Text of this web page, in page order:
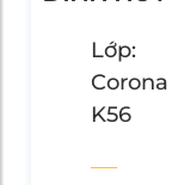
Lớp:
Corona
K56